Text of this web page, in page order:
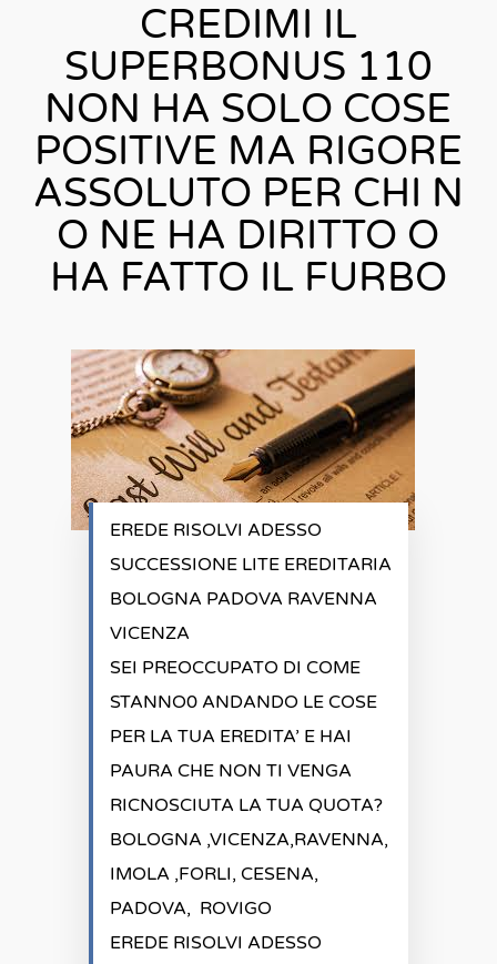
CREDIMI IL
SUPERBONUS 110
NON HA SOLO COSE
POSITIVE MA RIGORE
ASSOLUTO PER CHI N
O NE HA DIRITTO O
HA FATTO IL FURBO
EREDE RISOLVI ADESSO
SUCCESSIONE LITE EREDITARIA
BOLOGNA PADOVA RAVENNA
VICENZA
SEI PREOCCUPATO DI COME
STANNO0 ANDANDO LE COSE
PER LA TUA EREDITA’ E HAI
PAURA CHE NON TI VENGA
RICNOSCIUTA LA TUA QUOTA?
BOLOGNA ,VICENZA,RAVENNA,
IMOLA ,FORLI, CESENA,
PADOVA, ROVIGO
EREDE RISOLVI ADESSO